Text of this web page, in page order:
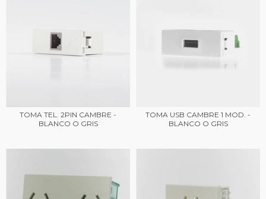
TOMA TEL. 2PIN CAMBRE -
BLANCO O GRIS
TOMA USB CAMBRE 1 MOD. -
BLANCO O GRIS